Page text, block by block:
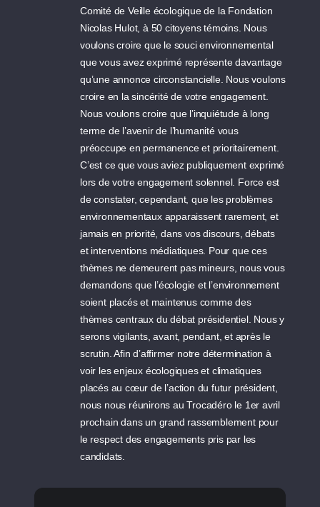
Comité de Veille écologique de la Fondation
Nicolas Hulot, à 50 citoyens témoins. Nous
voulons croire que le souci environnemental
que vous avez exprimé représente davantage
qu’une annonce circonstancielle. Nous voulons
croire en la sincérité de votre engagement.
Nous voulons croire que l’inquiétude à long
terme de l’avenir de l’humanité vous
préoccupe en permanence et prioritairement.
C’est ce que vous aviez publiquement exprimé
lors de votre engagement solennel. Force est
de constater, cependant, que les problèmes
environnementaux apparaissent rarement, et
jamais en priorité, dans vos discours, débats
et interventions médiatiques. Pour que ces
thèmes ne demeurent pas mineurs, nous vous
demandons que l’écologie et l’environnement
soient placés et maintenus comme des
thèmes centraux du débat présidentiel. Nous y
serons vigilants, avant, pendant, et après le
scrutin. Afin d’affirmer notre détermination à
voir les enjeux écologiques et climatiques
placés au cœur de l’action du futur président,
nous nous réunirons au Trocadéro le 1er avril
prochain dans un grand rassemblement pour
le respect des engagements pris par les
candidats.